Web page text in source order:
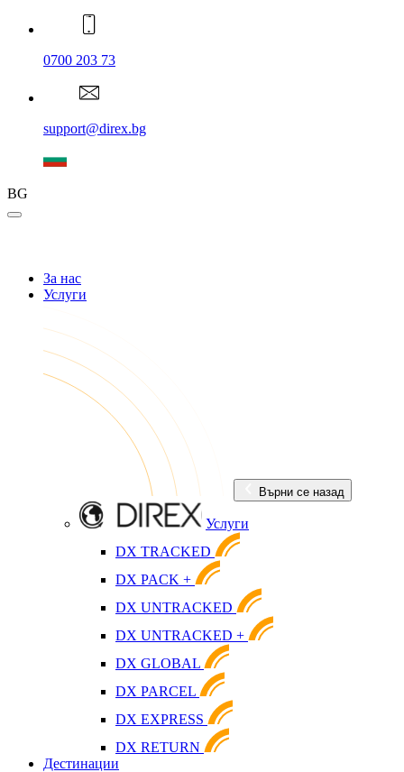
0700 203 73
support@direx.bg
BG
За нас
Услуги
Върни се назад
Услуги
DX TRACKED
DX PACK +
DX UNTRACKED
DX UNTRACKED +
DX GLOBAL
DX PARCEL
DX EXPRESS
DX RETURN
Дестинации